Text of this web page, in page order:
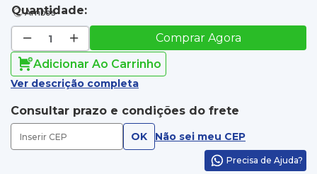
Ambos
Quantidade:
Comprar Agora
Adicionar Ao Carrinho
Ver descrição completa
Consultar prazo e condições do frete
OK Não sei meu CEP
Precisa de Ajuda?